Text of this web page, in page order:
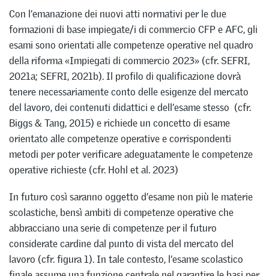
Con l’emanazione dei nuovi atti normativi per le due
formazioni di base impiegate/i di commercio CFP e AFC, gli
esami sono orientati alle competenze operative nel quadro
della riforma «Impiegati di commercio 2023» (cfr. SEFRI,
2021a; SEFRI, 2021b). Il profilo di qualificazione dovrà
tenere necessariamente conto delle esigenze del mercato
del lavoro, dei contenuti didattici e dell’esame stesso (cfr.
Biggs & Tang, 2015) e richiede un concetto di esame
orientato alle competenze operative e corrispondenti
metodi per poter verificare adeguatamente le competenze
operative richieste (cfr. Hohl et al. 2023)
In futuro così saranno oggetto d’esame non più le materie
scolastiche, bensì ambiti di competenze operative che
abbracciano una serie di competenze per il futuro
considerate cardine dal punto di vista del mercato del
lavoro (cfr. figura 1). In tale contesto, l’esame scolastico